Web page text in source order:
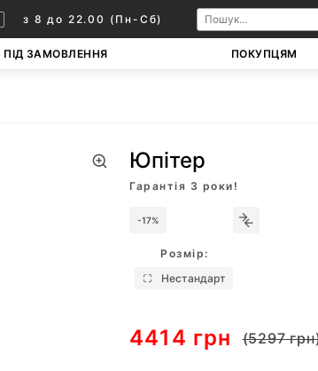
з 8 до 22.00 (Пн-Сб)
ПІД ЗАМОВЛЕННЯ ПОКУПЦЯМ
Юпітер
Гарантія 3 роки!
-17%
Розмір:
Нестандарт
4414 грн (5297